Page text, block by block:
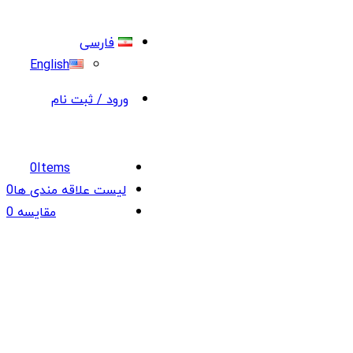
فارسی
English
ورود / ثبت نام
0Items
لیست علاقه مندی ها0
مقایسه0